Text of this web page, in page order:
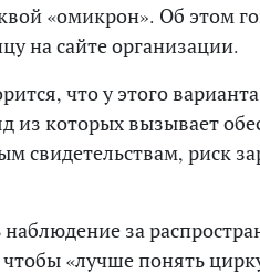
«омикрон». Об этом
на сайте организации.
что у этого
из которых вызывает
свидетельствам, риск
за
«лучше понять